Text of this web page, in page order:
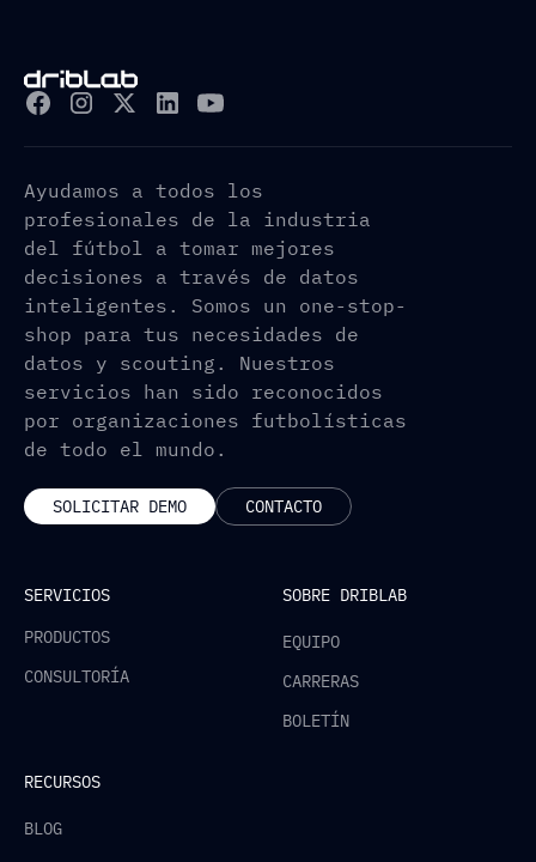
Ayudamos a todos los
profesionales de la industria
del fútbol a tomar mejores
decisiones a través de datos
inteligentes. Somos un one-stop-
shop para tus necesidades de
datos y scouting. Nuestros
servicios han sido reconocidos
por organizaciones futbolísticas
de todo el mundo.
SOLICITAR DEMO CONTACTO
SERVICIOS
PRODUCTOS
CONSULTORÍA
SOBRE DRIBLAB
EQUIPO
CARRERAS
BOLETÍN
RECURSOS
BLOG